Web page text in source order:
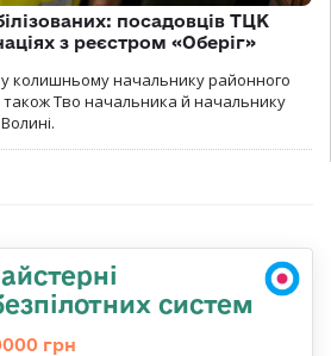
посадовців ТЦК
з реєстром «Оберіг»
колишньому начальнику районного
також Тво начальника й начальнику
систем
грн